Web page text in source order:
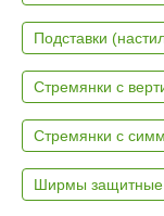
Подставки
Стремянки с
Стремянки с
Ширмы защитные